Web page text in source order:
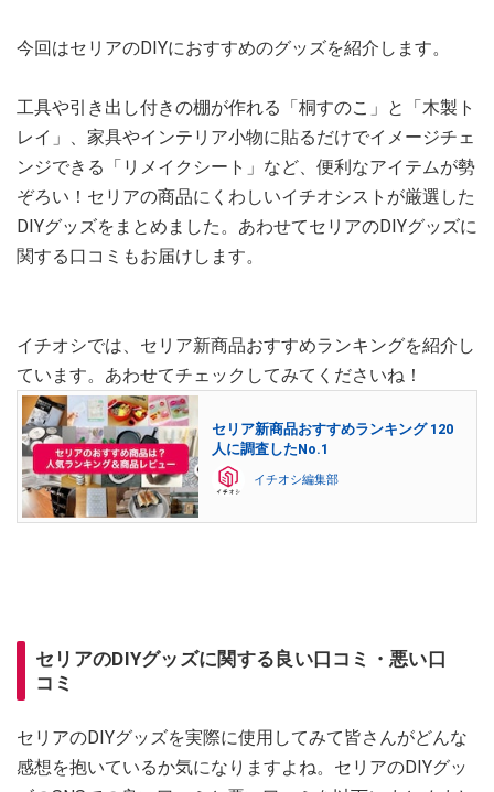
今回はセリアのDIYにおすすめのグッズを紹介します。
工具や引き出し付きの棚が作れる「桐すのこ」と「木製ト
レイ」、家具やインテリア小物に貼るだけでイメージチェ
ンジできる「リメイクシート」など、便利なアイテムが勢
ぞろい！セリアの商品にくわしいイチオシストが厳選した
DIYグッズをまとめました。あわせてセリアのDIYグッズに
関する口コミもお届けします。
イチオシでは、セリア新商品おすすめランキングを紹介し
ています。あわせてチェックしてみてくださいね！
セリア新商品おすすめランキング 120
人に調査したNo.1
イチオシ編集部
セリアのDIYグッズに関する良い口コミ・悪い口
コミ
セリアのDIYグッズを実際に使用してみて皆さんがどんな
感想を抱いているか気になりますよね。セリアのDIYグッ